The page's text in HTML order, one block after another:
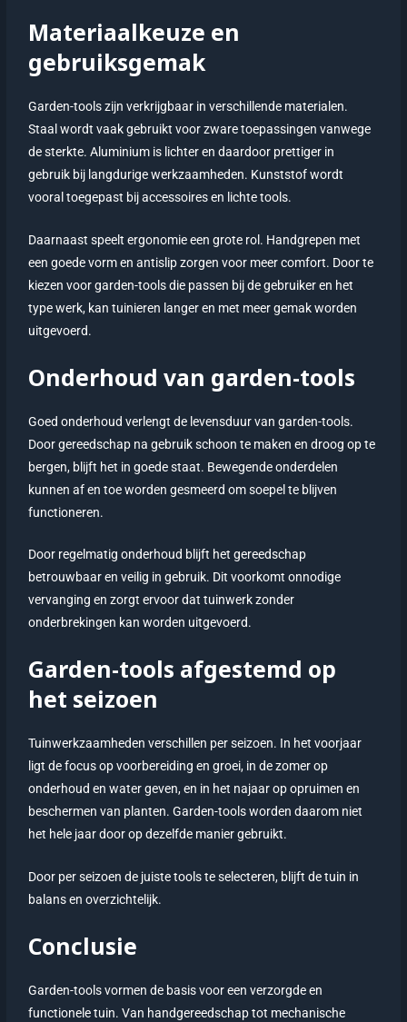
Materiaalkeuze en
gebruiksgemak
Garden-tools zijn verkrijgbaar in verschillende materialen.
Staal wordt vaak gebruikt voor zware toepassingen vanwege
de sterkte. Aluminium is lichter en daardoor prettiger in
gebruik bij langdurige werkzaamheden. Kunststof wordt
vooral toegepast bij accessoires en lichte tools.
Daarnaast speelt ergonomie een grote rol. Handgrepen met
een goede vorm en antislip zorgen voor meer comfort. Door te
kiezen voor garden-tools die passen bij de gebruiker en het
type werk, kan tuinieren langer en met meer gemak worden
uitgevoerd.
Onderhoud van garden-tools
Goed onderhoud verlengt de levensduur van garden-tools.
Door gereedschap na gebruik schoon te maken en droog op te
bergen, blijft het in goede staat. Bewegende onderdelen
kunnen af en toe worden gesmeerd om soepel te blijven
functioneren.
Door regelmatig onderhoud blijft het gereedschap
betrouwbaar en veilig in gebruik. Dit voorkomt onnodige
vervanging en zorgt ervoor dat tuinwerk zonder
onderbrekingen kan worden uitgevoerd.
Garden-tools afgestemd op
het seizoen
Tuinwerkzaamheden verschillen per seizoen. In het voorjaar
ligt de focus op voorbereiding en groei, in de zomer op
onderhoud en water geven, en in het najaar op opruimen en
beschermen van planten. Garden-tools worden daarom niet
het hele jaar door op dezelfde manier gebruikt.
Door per seizoen de juiste tools te selecteren, blijft de tuin in
balans en overzichtelijk.
Conclusie
Garden-tools vormen de basis voor een verzorgde en
functionele tuin. Van handgereedschap tot mechanische